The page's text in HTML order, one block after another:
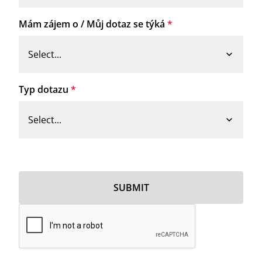
Mám zájem o / Můj dotaz se týká *
Typ dotazu *